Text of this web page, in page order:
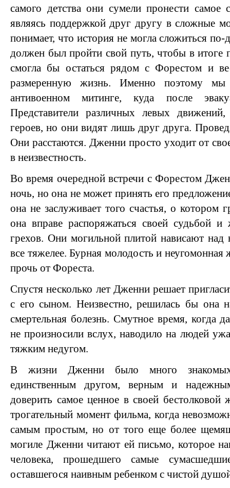
самого детства они сумели пронести самое
являясь поддержкой друг другу в сложные
понимает, что история не могла сложиться
должен был пройти свой путь, чтобы в итоге
смогла бы остаться рядом с Форестом и
размеренную жизнь. Именно поэтому мы
антивоенном митинге, куда после
Представители различных левых
героев, но они видят лишь друг друга.
Они расстаются. Дженни просто уходит от
в неизвестность.
Во время очередной встречи с Форестом
ночь, но она не может принять его
она не заслуживает того счастья, о
она вправе распоряжаться своей судьбой
грехов. Они могильной плитой нависают
все тяжелее. Бурная молодость и
прочь от Фореста.
Спустя несколько лет Дженни решает
с его сыном. Неизвестно, решилась бы она
смертельная болезнь. Смутное время, когда
не произносили вслух, наводило на людей
тяжким недугом.
В жизни Дженни было много
единственным другом, верным и
доверить самое ценное в своей
трогательный момент фильма, когда
самым простым, но от того еще более
могиле Дженни читают ей письмо, которое
человека, прошедшего самые
оставшегося наивным ребенком с чистой